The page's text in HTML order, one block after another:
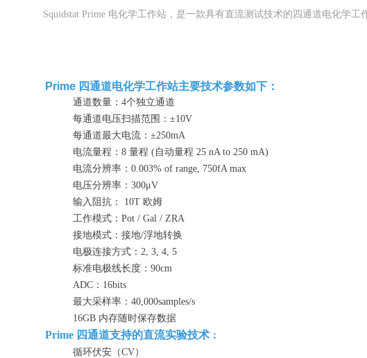
Squidstat Prime 电化学工作站，是一款具有直流测试技术的四通道电化学
Prime 四通道电化学工作站主要技术参数如下：
通道数量：4个独立通道
每通道电压扫描范围：±10V
每通道最大电流：±250mA
电流量程：8 量程 (自动量程 25 nA to 250 mA)
电流分辨率：0.003% of range, 750fA max
电压分辨率：300μV
输入阻抗： 10T 欧姆
工作模式：Pot / Gal / ZRA
接地模式：接地/浮地转换
电极连接方式：2, 3, 4, 5
标准电极线长度：90cm
ADC：16bits
最大采样率：40,000samples/s
16GB 内存随时保存数据
Prime 四通道支持的直流实验技术 ：
循环伏安（CV）